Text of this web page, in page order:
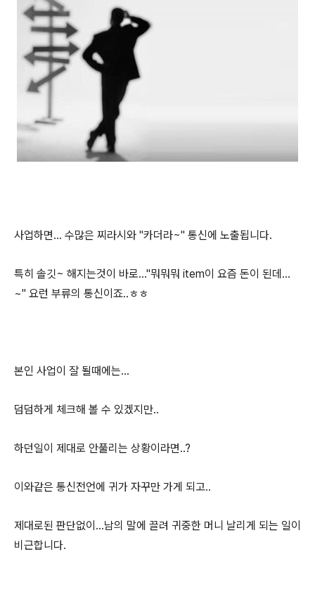
사업하면... 수많은 찌라시와 "카더라~" 통신에 노출됩니다.
특히 솔깃~ 해지는것이 바로..."뭐뭐뭐 item이 요즘 돈이 된데...
~" 요런 부류의 통신이죠..ㅎㅎ
본인 사업이 잘 될때에는...
덤덤하게 체크해 볼 수 있겠지만..
하던일이 제대로 안풀리는 상황이라면..?
이와같은 통신전언에 귀가 자꾸만 가게 되고..
제대로된 판단없이...남의 말에 끌려 귀중한 머니 날리게 되는 일이
비근합니다.